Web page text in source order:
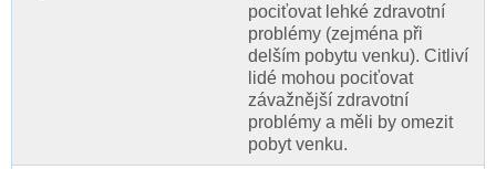
pociťovat lehké zdravotní
problémy (zejména při
delším pobytu venku). Citliví
lidé mohou pociťovat
závažnější zdravotní
problémy a měli by omezit
pobyt venku.